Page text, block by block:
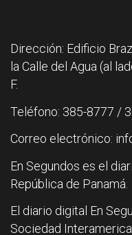
Dirección: Edificio
la Calle del Agua (al
F.
Teléfono: 385-8777 /
Correo electrónico:
En Segundos es el
República de Panamá.
El diario digital En
Sociedad